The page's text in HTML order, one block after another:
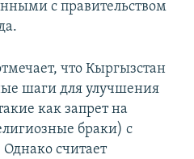
с правительством
что Кыргызстан
шаги для улучшения
как запрет на
браки) с
считает